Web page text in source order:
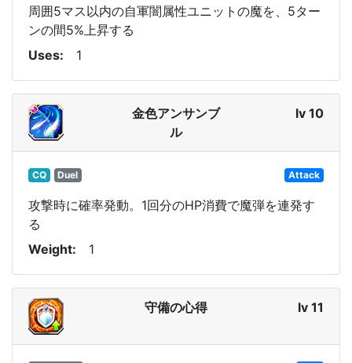
周囲5マス以内の自軍闇属性ユニットの魔を、5ター
ンの間5%上昇する
Uses
1
金色アンサンブ
ル
lv 10
CQ Duel Attack
攻撃時に確率発動。1回分のHP消費で魔弾を連発す
る
Weight
1
守備の心得 lv 11